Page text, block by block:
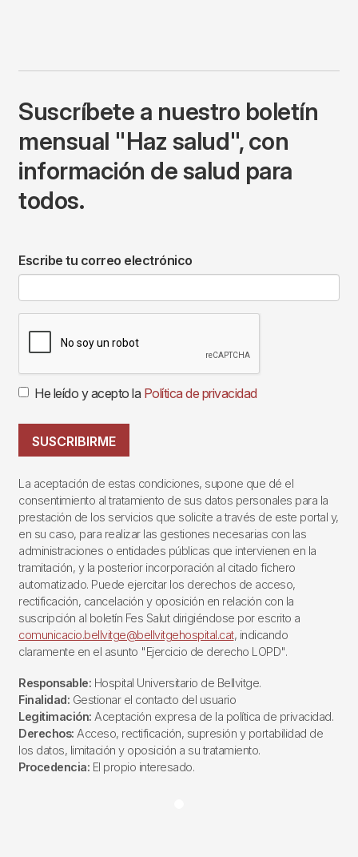
Suscríbete a nuestro boletín
mensual "Haz salud", con
información de salud para
todos.
Escribe tu correo electrónico
He leído y acepto la Política de privacidad
SUSCRIBIRME
La aceptación de estas condiciones, supone que dé el
consentimiento al tratamiento de sus datos personales para la
prestación de los servicios que solicite a través de este portal y,
en su caso, para realizar las gestiones necesarias con las
administraciones o entidades públicas que intervienen en la
tramitación, y la posterior incorporación al citado fichero
automatizado. Puede ejercitar los derechos de acceso,
rectificación, cancelación y oposición en relación con la
suscripción al boletín Fes Salut dirigiéndose por escrito a
comunicacio.bellvitge@bellvitgehospital.cat, indicando
claramente en el asunto "Ejercicio de derecho LOPD".
Responsable: Hospital Universitario de Bellvitge.
Finalidad: Gestionar el contacto del usuario
Legitimación: Aceptación expresa de la política de privacidad.
Derechos: Acceso, rectificación, supresión y portabilidad de
los datos, limitación y oposición a su tratamiento.
Procedencia: El propio interesado.